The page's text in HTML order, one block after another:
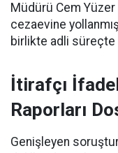
Müdürü Cem
cezaevine
birlikte adli süreçte
İtirafçı
Raporları
Genişleyen